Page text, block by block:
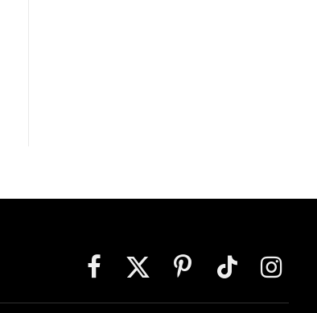
Facebook
X
PinterestTikTok